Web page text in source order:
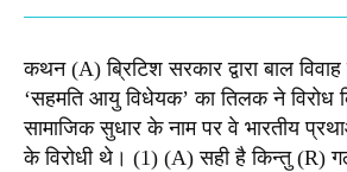
कथन (A) ब्रिटिश सरकार द्वारा बाल
‘सहमति आयु विधेयक’ का तिलक ने विरोध
सामाजिक सुधार के नाम पर वे भारतीय
के विरोधी थे। (1) (A) सही है किन्तु (R)